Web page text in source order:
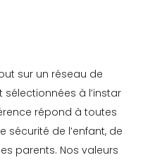
sur un réseau de
à l’instar
répond à toutes
sécurité de l’enfant, de
parents. Nos valeurs